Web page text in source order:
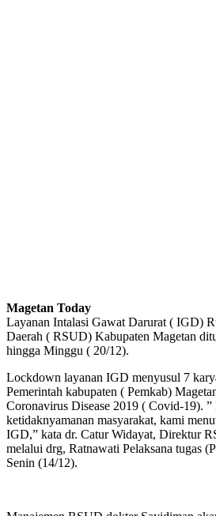
Magetan Today
Layanan Intalasi Gawat Darurat ( IGD)
Daerah ( RSUD) Kabupaten Magetan
hingga Minggu ( 20/12).
Lockdown layanan IGD menyusul 7
Pemerintah kabupaten ( Pemkab)
Coronavirus Disease 2019 ( Covid-19).
ketidaknyamanan masyarakat, kami
IGD,” kata dr. Catur Widayat, Direktur
melalui drg, Ratnawati Pelaksana tugas
Senin (14/12).